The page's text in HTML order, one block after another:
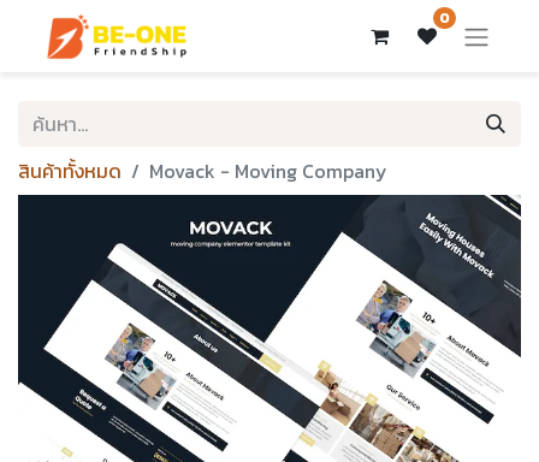
0
สินค้าทั้งหมด Movack - Moving Company